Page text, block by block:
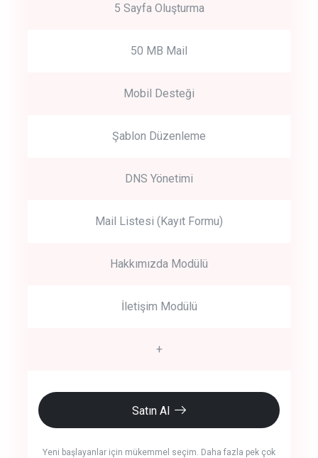
5 Sayfa Oluşturma
50 MB Mail
Mobil Desteği
Şablon Düzenleme
DNS Yönetimi
Mail Listesi (Kayıt Formu)
Hakkımızda Modülü
İletişim Modülü
+
Satın Al
Yeni başlayanlar için mükemmel seçim. Daha fazla pek çok